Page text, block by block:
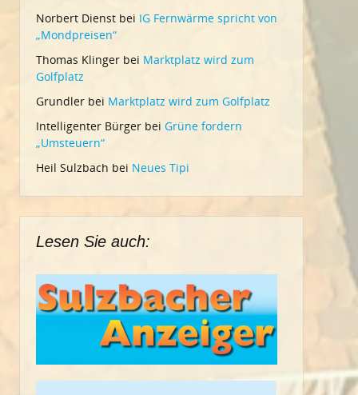
Norbert Dienst bei IG Fernwärme spricht von
„Mondpreisen“
Thomas Klinger bei Marktplatz wird zum
Golfplatz
Grundler bei Marktplatz wird zum Golfplatz
Intelligenter Bürger bei Grüne fordern
„Umsteuern“
Heil Sulzbach bei Neues Tipi
Lesen Sie auch: